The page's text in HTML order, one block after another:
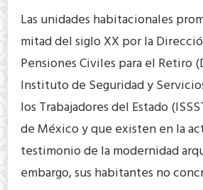
Las unidades habitacionales
mitad del siglo XX por la
Pensiones Civiles para el Retiro
Instituto de Seguridad y
los Trabajadores del Estado
de México y que existen en la
testimonio de la modernidad
embargo, sus habitantes no